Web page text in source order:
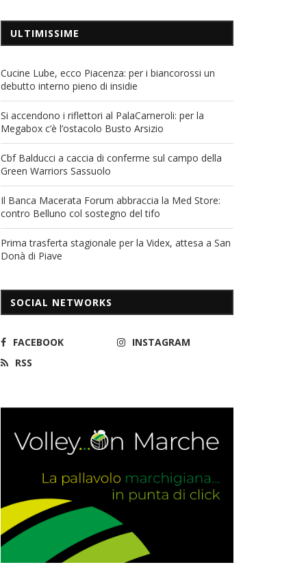
ULTIMISSIME
Cucine Lube, ecco Piacenza: per i biancorossi un
debutto interno pieno di insidie
Si accendono i riflettori al PalaCarneroli: per la
Megabox c’è l’ostacolo Busto Arsizio
Cbf Balducci a caccia di conferme sul campo della
Green Warriors Sassuolo
Il Banca Macerata Forum abbraccia la Med Store:
contro Belluno col sostegno del tifo
Prima trasferta stagionale per la Videx, attesa a San
Donà di Piave
SOCIAL NETWORKS
FACEBOOK
INSTAGRAM
RSS